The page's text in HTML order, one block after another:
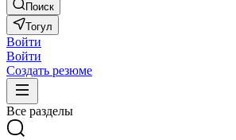
Поиск
Тогул
Войти
Войти
Создать резюме
Все разделы